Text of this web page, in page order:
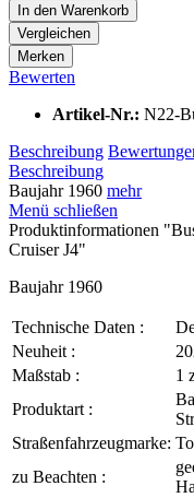
In den Warenkorb
Vergleichen
Merken
Bewerten
Artikel-Nr.: N22-
Beschreibung
Beschreibung
Baujahr 1960 mehr
Menü schließen
Produktinformationen
Cruiser J4"
Baujahr 1960
Technische Daten :
Neuheit :
Maßstab :
1
Produktart :
Straßenfahrzeugmarke:
zu Beachten :